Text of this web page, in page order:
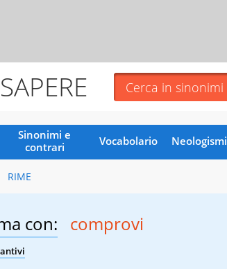
SAPERE
Sinonimi e
contrari
Vocabolario Neologismi
RIME
con: comprovi